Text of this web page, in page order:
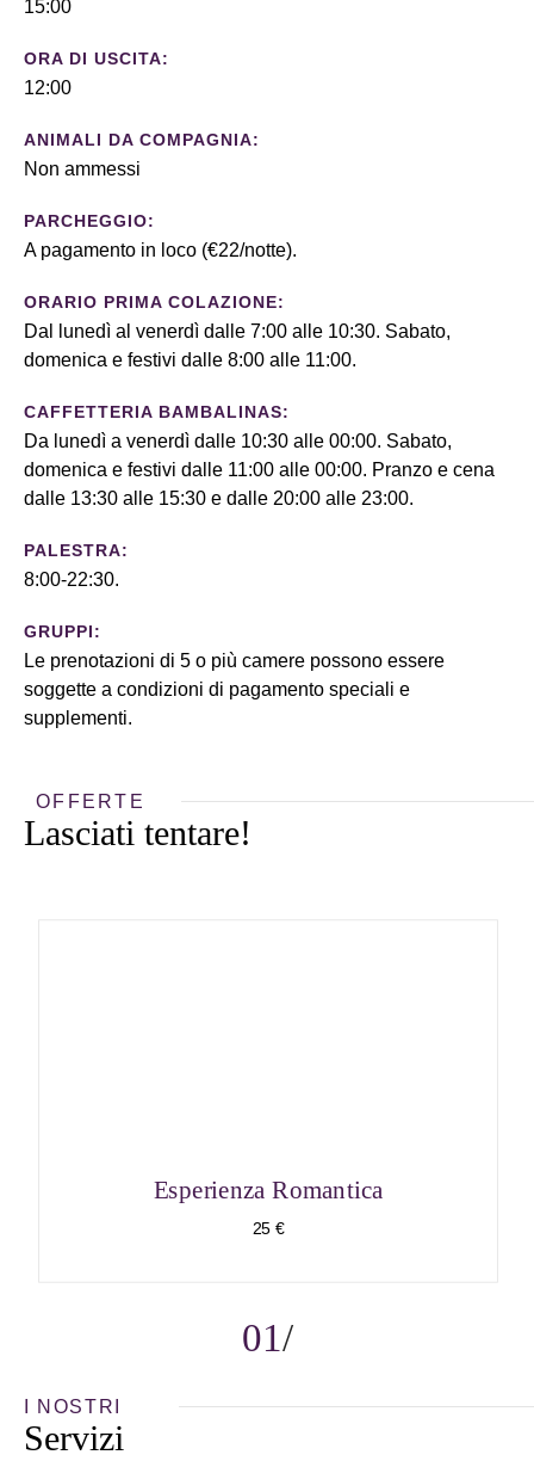
15:00
ORA DI USCITA:
12:00
ANIMALI DA COMPAGNIA:
Non ammessi
PARCHEGGIO:
A pagamento in loco (€22/notte).
ORARIO PRIMA COLAZIONE:
Dal lunedì al venerdì dalle 7:00 alle 10:30. Sabato,
domenica e festivi dalle 8:00 alle 11:00.
CAFFETTERIA BAMBALINAS:
Da lunedì a venerdì dalle 10:30 alle 00:00. Sabato,
domenica e festivi dalle 11:00 alle 00:00. Pranzo e cena
dalle 13:30 alle 15:30 e dalle 20:00 alle 23:00.
PALESTRA:
8:00-22:30.
GRUPPI:
Le prenotazioni di 5 o più camere possono essere
soggette a condizioni di pagamento speciali e
supplementi.
OFFERTE
Lasciati tentare!
01
Esperienza Romantica
25 €
I NOSTRI
Servizi